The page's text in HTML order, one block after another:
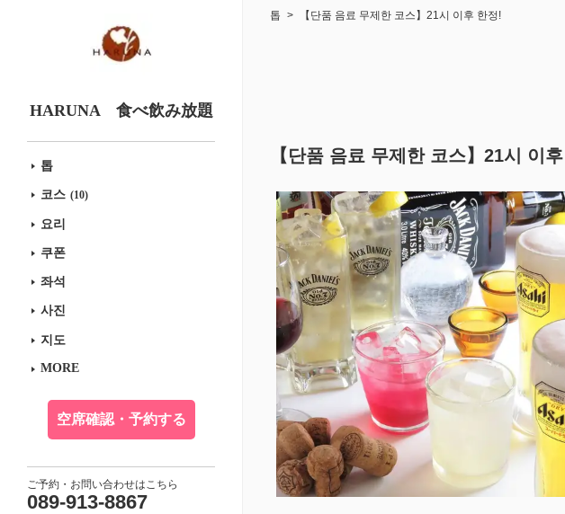
HARUNA 食べ飲み放題
톱
코스 (10)
요리
쿠폰
좌석
사진
지도
MORE
空席確認・予約する
ご予約・お問い合わせはこちら
089-913-8867
톱 【단품 음료 무제한 코스】21시 이후 한정!
【단품 음료 무제한 코스】21시 이